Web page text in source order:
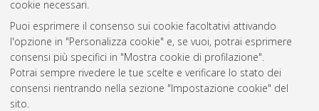
cookie necessari.
Puoi esprimere il consenso sui cookie facoltativi attivando
l'opzione in "Personalizza cookie" e, se vuoi, potrai esprimere
consensi più specifici in "Mostra cookie di profilazione".
Potrai sempre rivedere le tue scelte e verificare lo stato dei
consensi rientrando nella sezione "Impostazione cookie" del
sito.
Atom
Rss 1.0
Rss 2.0